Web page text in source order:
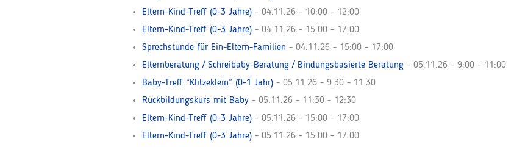
Eltern-Kind-Treff (0-3 Jahre) - 04.11.26 - 10:00 - 12:00
Eltern-Kind-Treff (0-3 Jahre) - 04.11.26 - 15:00 - 17:00
Sprechstunde für Ein-Eltern-Familien - 04.11.26 - 15:00 - 17:00
Elternberatung / Schreibaby-Beratung / Bindungsbasierte Beratung - 05.11.26 - 9:00 - 11:00
Baby-Treff “Klitzeklein” (0-1 Jahr) - 05.11.26 - 9:30 - 11:30
Rückbildungskurs mit Baby - 05.11.26 - 11:30 - 12:30
Eltern-Kind-Treff (0-3 Jahre) - 05.11.26 - 15:00 - 17:00
Eltern-Kind-Treff (0-3 Jahre) - 05.11.26 - 15:00 - 17:00